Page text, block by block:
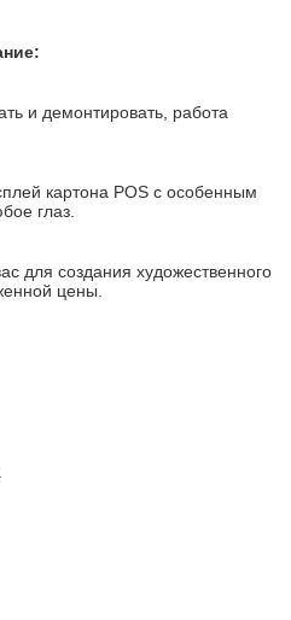
и демонтировать, работа
картона POS с особенным
глаз.
для создания художественного
цены.